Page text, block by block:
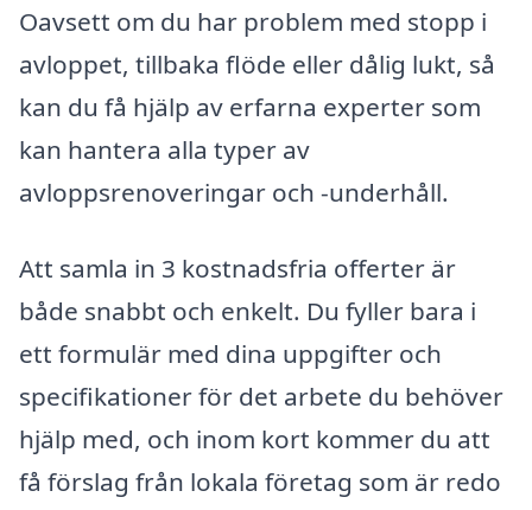
Oavsett om du har problem med stopp i
avloppet, tillbaka flöde eller dålig lukt, så
kan du få hjälp av erfarna experter som
kan hantera alla typer av
avloppsrenoveringar och -underhåll.
Att samla in 3 kostnadsfria offerter är
både snabbt och enkelt. Du fyller bara i
ett formulär med dina uppgifter och
specifikationer för det arbete du behöver
hjälp med, och inom kort kommer du att
få förslag från lokala företag som är redo